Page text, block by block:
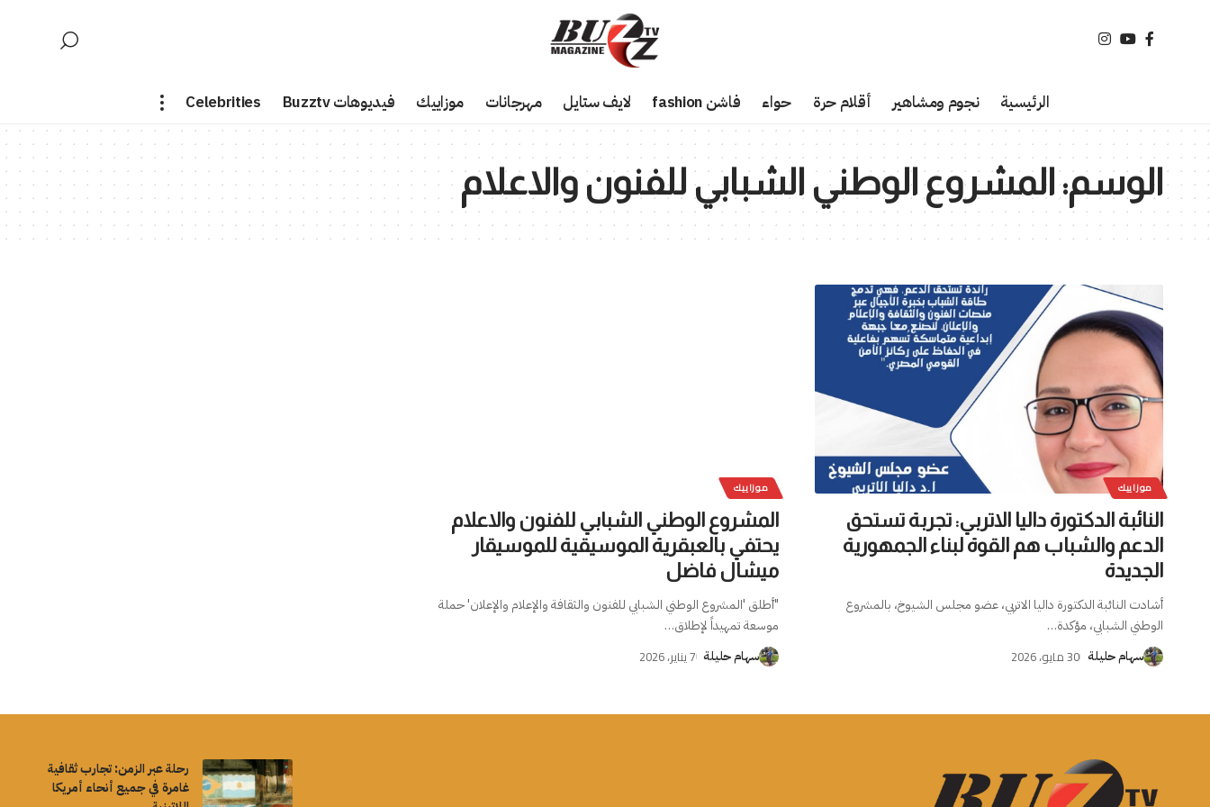
الرئيسية نجوم ومشاهير أقلام حرة حواء فاشن fashion لايف ستايل مهرجانات موزاييك فيديوهات Buzztv Celebrities
الوسم: المشروع الوطني الشبابي للفنون والاعلام
موزاييك
النائبة الدكتورة داليا الاتربي: تجربة تستحق
الدعم والشباب هم القوة لبناء الجمهورية
الجديدة
أشادت النائبة الدكتورة داليا الاتربي، عضو مجلس الشيوخ، بالمشروع
الوطني الشبابي، مؤكدة…
سهام حليلة 30 مايو، 2026
موزاييك
المشروع الوطني الشبابي للفنون والاعلام
يحتفي بالعبقرية الموسيقية للموسيقار
ميشال فاضل
"أطلق 'المشروع الوطني الشبابي للفنون والثقافة والإعلام والإعلان' حملة
موسعة تمهيداً لإطلاق…
سهام حليلة 7 يناير، 2026
رحلة عبر الزمن: تجارب ثقافية
غامرة في جميع أنحاء أمريكا